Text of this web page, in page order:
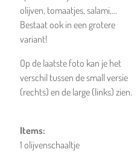
olijven, tomaatjes, salami,...
Bestaat ook in een grotere
variant!
Op de laatste foto kan je het
verschil tussen de small versie
(rechts) en de large (links) zien.
Items:
1 olijvenschaaltje